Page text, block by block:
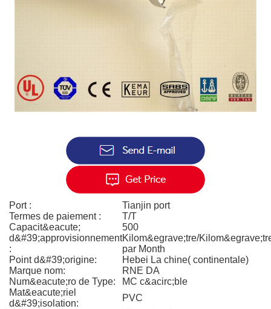
Port :
Tianjin port
Termes de paiement :
T/T
Capacit&eacute;
d&#39;approvisionnement
:
500
Kilom&egrave;tre/
par Month
Point d&#39;origine:
Hebei La chine( continentale)
Marque nom:
RNE DA
Num&eacute;ro de Type:
MC c&acirc;ble
Mat&eacute;riel
d&#39;isolation:
PVC